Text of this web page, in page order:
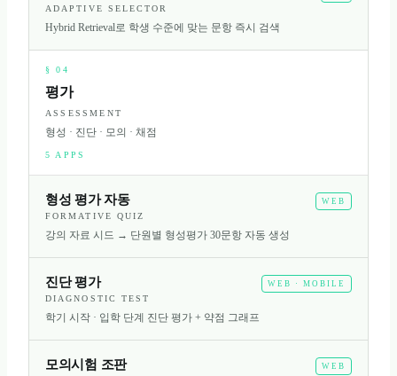
ADAPTIVE SELECTOR
Hybrid Retrieval로 학생 수준에 맞는 문항 즉시 검색
§04
평가
ASSESSMENT
형성 · 진단 · 모의 · 채점
5 APPS
형성 평가 자동
WEB
FORMATIVE QUIZ
강의 자료 시드 → 단원별 형성평가 30문항 자동 생성
진단 평가
WEB · MOBILE
DIAGNOSTIC TEST
학기 시작 · 입학 단계 진단 평가 + 약점 그래프
모의시험 조판
WEB